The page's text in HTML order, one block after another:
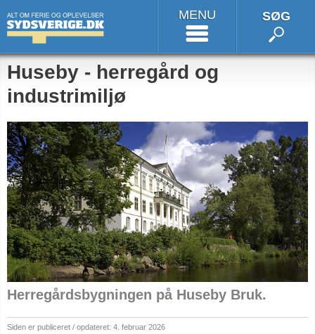
MENU SØG
Huseby - herregård og
industrimiljø
Herregårdsbygningen på Huseby Bruk.
Siden er publiceret / opdateret: 4. februar 2026